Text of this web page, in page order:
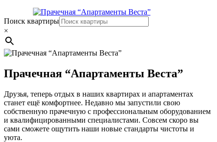
Поиск квартиры
×
Прачечная “Апартаменты Веста”
Друзья, теперь отдых в наших квартирах и апартаментах
станет ещё комфортнее. Недавно мы запустили свою
собственную прачечную с профессиональным оборудованием
и квалифицированными специалистами. Совсем скоро вы
сами сможете ощутить наши новые стандарты чистоты и
уюта.